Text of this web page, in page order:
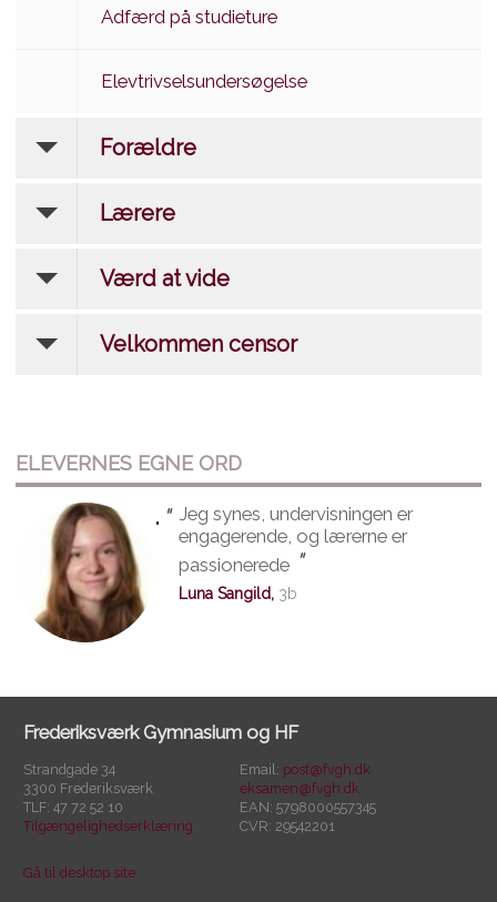
Adfærd på studieture
Elevtrivselsundersøgelse
Forældre
Lærere
Værd at vide
Velkommen censor
ELEVERNES EGNE ORD
" " Jeg synes, undervisningen er
engagerende, og lærerne er
passionerede "
Luna Sangild, 3b
Frederiksværk Gymnasium og HF
Strandgade 34
3300 Frederiksværk
TLF: 47 72 52 10
Tilgængelighedserklæring
Email: post@fvgh.dk
eksamen@fvgh.dk
EAN: 5798000557345
CVR: 29542201
Gå til desktop site